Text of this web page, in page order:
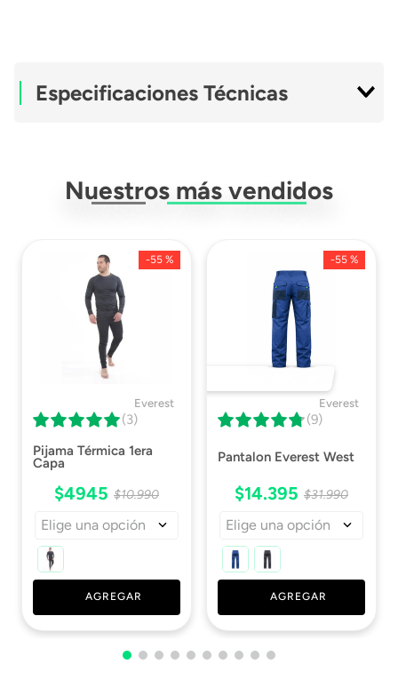
Especificaciones Técnicas
Nuestros más vendidos
-55 %
Everest
(3)
Pijama Térmica 1era
Capa
$4945 $10.990
Elige una opción
AGREGAR
-55 %
Everest
(9)
Pantalon Everest West
$14.395 $31.990
Elige una opción
AGREGAR